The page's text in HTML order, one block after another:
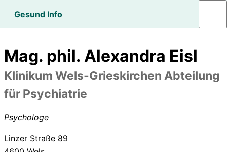
Gesund Info
Mag. phil. Alexandra Eisl
Klinikum Wels-Grieskirchen Abteilung
für Psychiatrie
Psychologe
Linzer Straße 89